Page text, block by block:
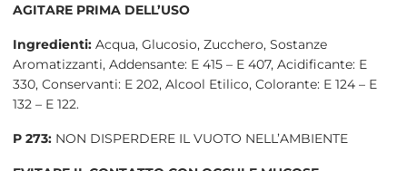
AGITARE PRIMA DELL’USO
Ingredienti:Acqua, Glucosio, Zucchero, Sostanze
Aromatizzanti, Addensante: E 415 – E 407, Acidificante: E
330, Conservanti: E 202, Alcool Etilico, Colorante: E 124 – E
132 – E 122.
P 273:NON DISPERDERE IL VUOTO NELL’AMBIENTE